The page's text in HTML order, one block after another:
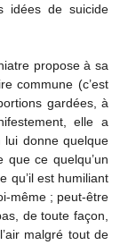
idées de suicide
propose à sa
commune (c’est
gardées, à
elle a
lui donne quelque
ce quelqu’un
qu’il est humiliant
même ; peut-être
de toute façon,
malgré tout de